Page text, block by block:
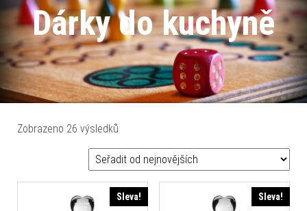
Dárky do kuchyně
Zobrazeno 26 výsledků
Sleva! Sleva!